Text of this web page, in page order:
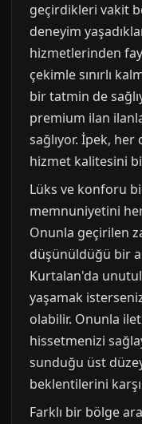
geçirdikleri vakit
deneyim
hizmetlerinden
çekimle sınırlı
bir tatmin de
premium ilan
sağlıyor. İpek,
hizmet kalitesini
Lüks ve konforu
memnuniyetini
Onunla geçirilen
düşünüldüğü bir
Kurtalan'da
yaşamak
olabilir. Onunla
hissetmenizi
sunduğu üst
beklentilerini
Farklı bir bölge